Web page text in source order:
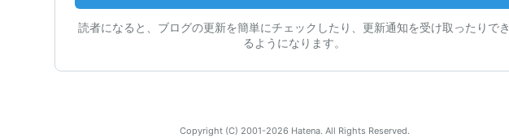
読者になると、ブログの更新を簡単にチェックしたり、更新通知を受け取ったりでき
るようになります。
Copyright (C) 2001-2026 Hatena. All Rights Reserved.